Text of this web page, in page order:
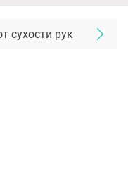
сухости рук